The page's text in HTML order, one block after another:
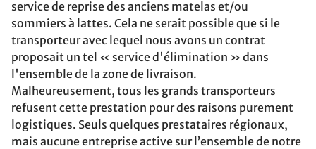
service de reprise des anciens matelas et/ou
sommiers à lattes. Cela ne serait possible que si le
transporteur avec lequel nous avons un contrat
proposait un tel « service d'élimination » dans
l'ensemble de la zone de livraison.
Malheureusement, tous les grands transporteurs
refusent cette prestation pour des raisons purement
logistiques. Seuls quelques prestataires régionaux,
mais aucune entreprise active sur l’ensemble de notre